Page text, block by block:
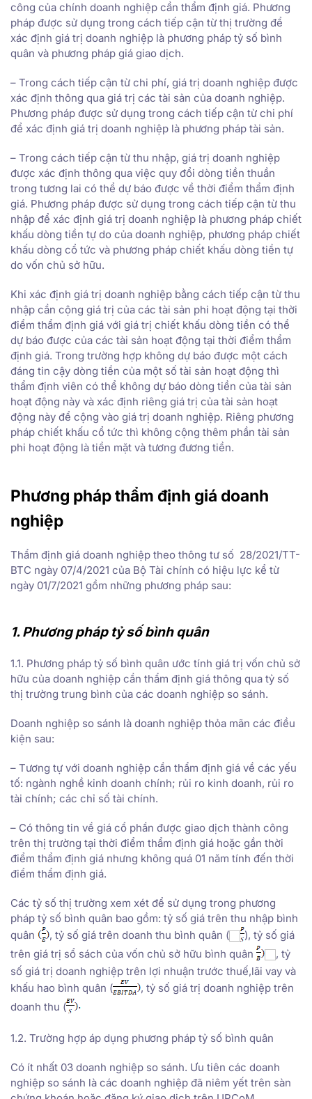
công của chính doanh nghiệp cần thẩm định giá. Phương
pháp được sử dụng trong cách tiếp cận từ thị trường để
xác định giá trị doanh nghiệp là phương pháp tỷ số bình
quân và phương pháp giá giao dịch.
– Trong cách tiếp cận từ chi phí, giá trị doanh nghiệp được
xác định thông qua giá trị các tài sản của doanh nghiệp.
Phương pháp được sử dụng trong cách tiếp cận từ chi phí
để xác định giá trị doanh nghiệp là phương pháp tài sản.
– Trong cách tiếp cận từ thu nhập, giá trị doanh nghiệp
được xác định thông qua việc quy đổi dòng tiền thuần
trong tương lai có thể dự báo được về thời điểm thẩm định
giá. Phương pháp được sử dụng trong cách tiếp cận từ thu
nhập để xác định giá trị doanh nghiệp là phương pháp chiết
khấu dòng tiền tự do của doanh nghiệp, phương pháp chiết
khấu dòng cổ tức và phương pháp chiết khấu dòng tiền tự
do vốn chủ sở hữu.
Khi xác định giá trị doanh nghiệp bằng cách tiếp cận từ thu
nhập cần cộng giá trị của các tài sản phi hoạt động tại thời
điểm thẩm định giá với giá trị chiết khấu dòng tiền có thể
dự báo được của các tài sản hoạt động tại thời điểm thẩm
định giá. Trong trường hợp không dự báo được một cách
đáng tin cậy dòng tiền của một số tài sản hoạt động thì
thẩm định viên có thể không dự báo dòng tiền của tài sản
hoạt động này và xác định riêng giá trị của tài sản hoạt
động này để cộng vào giá trị doanh nghiệp. Riêng phương
pháp chiết khấu cổ tức thì không cộng thêm phần tài sản
phi hoạt động là tiền mặt và tương đương tiền.
Phương pháp thẩm định giá doanh
nghiệp
Thẩm định giá doanh nghiệp theo thông tư số 28/2021/TT-
BTC ngày 07/4/2021 của Bộ Tài chính có hiệu lực kể từ
ngày 01/7/2021 gồm những phương pháp sau:
1. Phương pháp tỷ số bình quân
1.1. Phương pháp tỷ số bình quân ước tính giá trị vốn chủ sở
hữu của doanh nghiệp cần thẩm định giá thông qua tỷ số
thị trường trung bình của các doanh nghiệp so sánh.
Doanh nghiệp so sánh là doanh nghiệp thỏa mãn các điều
kiện sau:
– Tương tự với doanh nghiệp cần thẩm định giá về các yếu
tố: ngành nghề kinh doanh chính; rủi ro kinh doanh, rủi ro
tài chính; các chỉ số tài chính.
– Có thông tin về giá cổ phần được giao dịch thành công
trên thị trường tại thời điểm thẩm định giá hoặc gần thời
điểm thẩm định giá nhưng không quá 01 năm tính đến thời
điểm thẩm định giá.
Các tỷ số thị trường xem xét để sử dụng trong phương
pháp tỷ số bình quân bao gồm: tỷ số giá trên thu nhập bình
quân
, tỷ số giá trên doanh thu bình quân (
), tỷ số giá
trên giá trị sổ sách của vốn chủ sở hữu bình quân
, tỷ
số giá trị doanh nghiệp trên lợi nhuận trước thuế,lãi vay và
khấu hao bình quân (
, tỷ số giá trị doanh nghiệp trên
doanh thu (
1.2. Trường hợp áp dụng phương pháp tỷ số bình quân
Có ít nhất 03 doanh nghiệp so sánh. Ưu tiên các doanh
nghiệp so sánh là các doanh nghiệp đã niêm yết trên sàn